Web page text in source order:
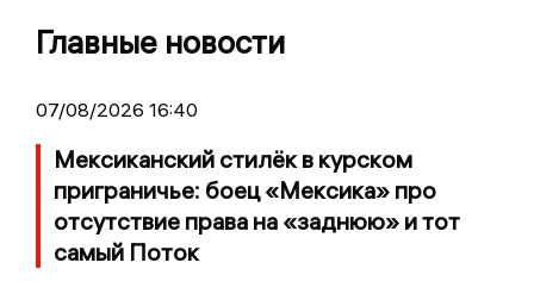
Главные новости
07/08/2026 16:40
Мексиканский стилёк в курском
приграничье: боец «Мексика» про
отсутствие права на «заднюю» и тот
самый Поток